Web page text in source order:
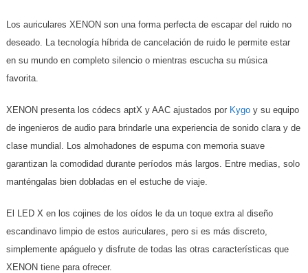
Los auriculares XENON son una forma perfecta de escapar del ruido no
deseado. La tecnología híbrida de cancelación de ruido le permite estar
en su mundo en completo silencio o mientras escucha su música
favorita.
XENON presenta los códecs aptX y AAC ajustados por Kygoy su equipo
de ingenieros de audio para brindarle una experiencia de sonido clara y de
clase mundial. Los almohadones de espuma con memoria suave
garantizan la comodidad durante períodos más largos. Entre medias, solo
manténgalas bien dobladas en el estuche de viaje.
El LED X en los cojines de los oídos le da un toque extra al diseño
escandinavo limpio de estos auriculares, pero si es más discreto,
simplemente apáguelo y disfrute de todas las otras características que
XENON tiene para ofrecer.